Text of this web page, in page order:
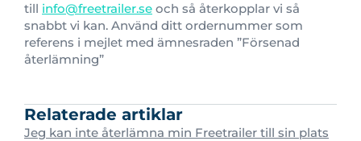
till info@freetrailer.se och så återkopplar vi så
snabbt vi kan. Använd ditt ordernummer som
referens i mejlet med ämnesraden ”Försenad
återlämning”
Relaterade artiklar
Jeg kan inte återlämna min Freetrailer till sin plats